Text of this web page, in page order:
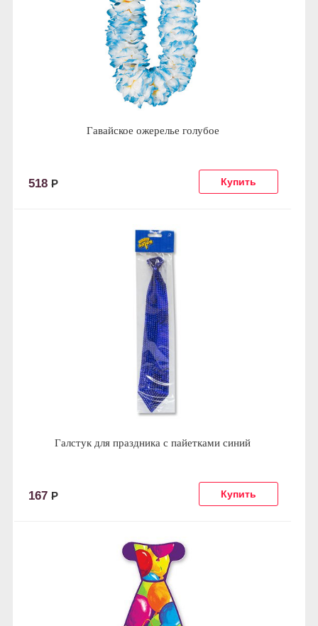
Гавайское ожерелье голубое
518 Р
Галстук для праздника с пайетками синий
167 Р